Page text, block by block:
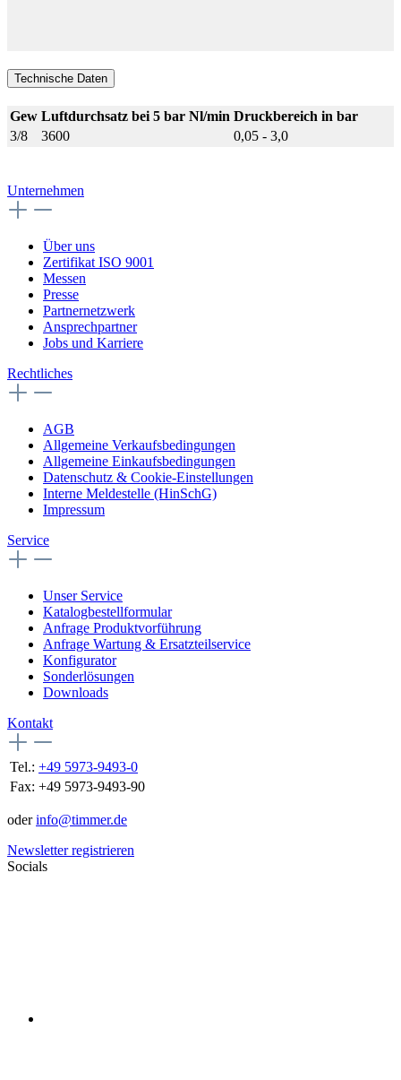
Technische Daten
Gew Luftdurchsatz bei 5 bar Nl/min Druckbereich in bar
3/8
3600 0,05 - 3,0
Unternehmen
Über uns
Zertifikat ISO 9001
Messen
Presse
Partnernetzwerk
Ansprechpartner
Jobs und Karriere
Rechtliches
AGB
Allgemeine Verkaufsbedingungen
Allgemeine Einkaufsbedingungen
Datenschutz & Cookie-Einstellungen
Interne Meldestelle (HinSchG)
Impressum
Service
Unser Service
Katalogbestellformular
Anfrage Produktvorführung
Anfrage Wartung & Ersatzteilservice
Konfigurator
Sonderlösungen
Downloads
Kontakt
Tel.: +49 5973-9493-0
Fax: +49 5973-9493-90
oderinfo@timmer.de
Newsletter registrieren
Socials